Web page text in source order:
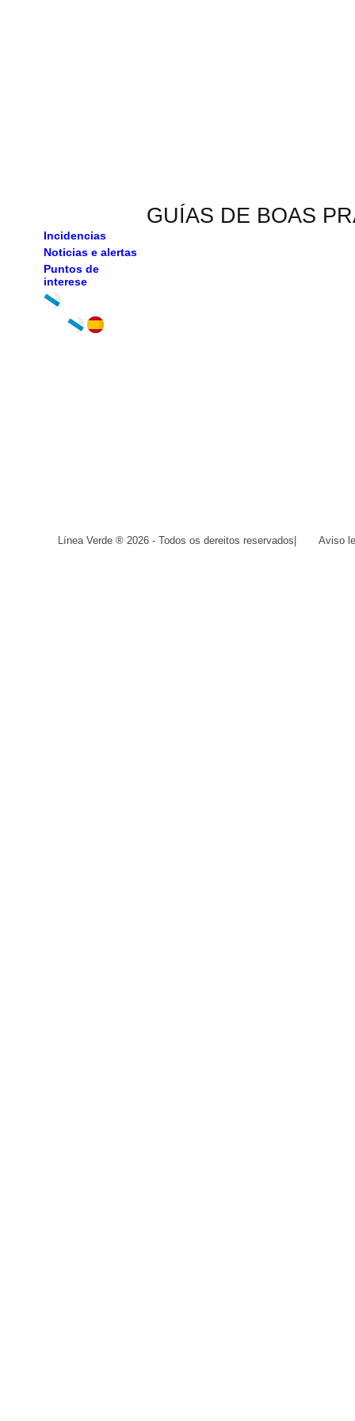
Incidencias
Noticias e alertas
Puntos de
interese
GUÍAS DE BOAS
Línea Verde ® 2026 - Todos os dereitos reservados Aviso